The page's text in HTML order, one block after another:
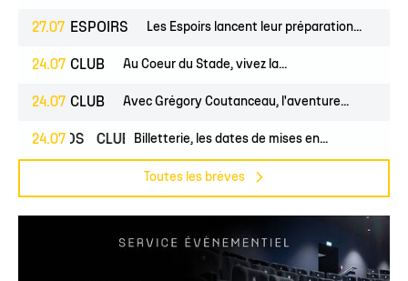
27.07 ESPOIRS Les Espoirs lancent leur préparation...
24.07 CLUB Au Coeur du Stade, vivez la...
24.07 CLUB Avec Grégory Coutanceau, l'aventure...
24.07
PROS CLUB Billetterie, les dates de mises en...
Toutes les brèves